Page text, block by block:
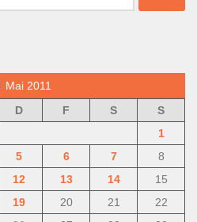
Mai 2011
D F S
S
1
5 6 7
8
12 13 14
15
19 20 21
22